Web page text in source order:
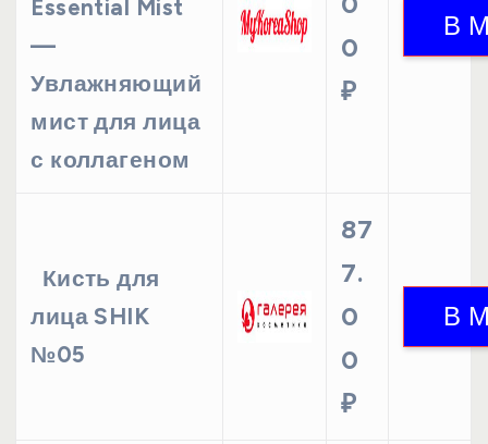
Essential Mist
—
Увлажняющий
мист для лица
с коллагеном
0
₽
Кисть для
лица SHIK
№05
87
7.
0
0
₽